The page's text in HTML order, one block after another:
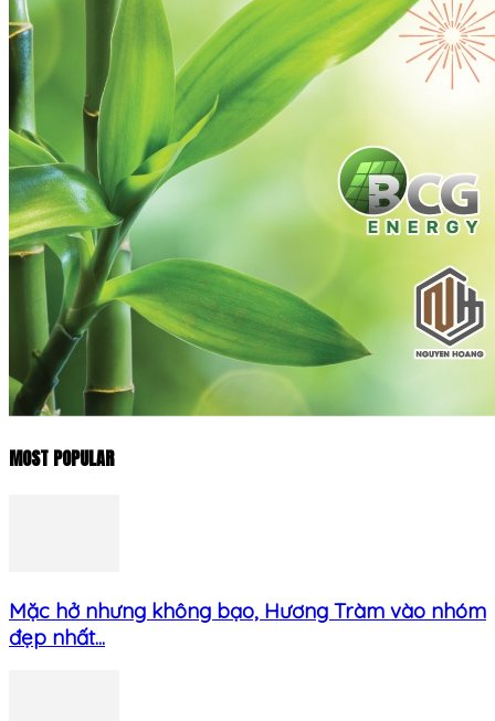
MOST POPULAR
Mặc hở nhưng không bạo, Hương Tràm vào nhóm
đẹp nhất...